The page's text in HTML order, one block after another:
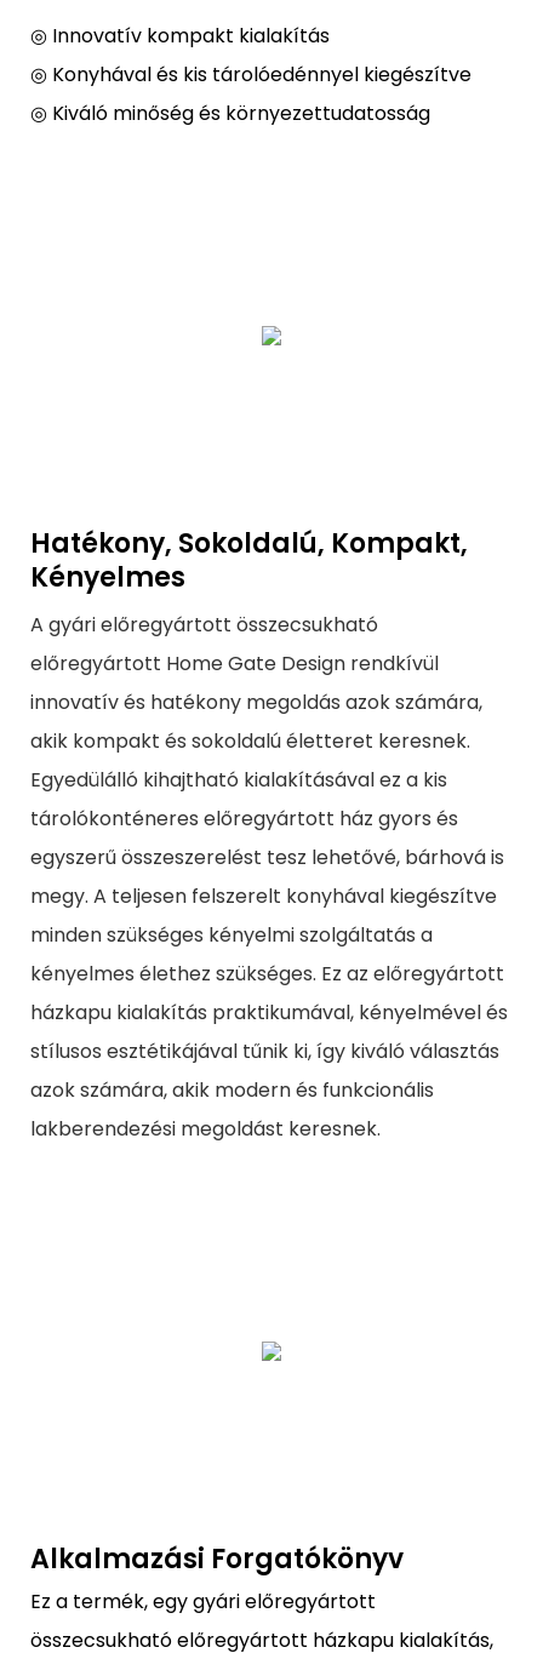
◎ Innovatív kompakt kialakítás
◎ Konyhával és kis tárolóedénnyel kiegészítve
◎ Kiváló minőség és környezettudatosság
Hatékony, Sokoldalú, Kompakt,
Kényelmes
A gyári előregyártott összecsukható
előregyártott Home Gate Design rendkívül
innovatív és hatékony megoldás azok számára,
akik kompakt és sokoldalú életteret keresnek.
Egyedülálló kihajtható kialakításával ez a kis
tárolókonténeres előregyártott ház gyors és
egyszerű összeszerelést tesz lehetővé, bárhová is
megy. A teljesen felszerelt konyhával kiegészítve
minden szükséges kényelmi szolgáltatás a
kényelmes élethez szükséges. Ez az előregyártott
házkapu kialakítás praktikumával, kényelmével és
stílusos esztétikájával tűnik ki, így kiváló választás
azok számára, akik modern és funkcionális
lakberendezési megoldást keresnek.
Alkalmazási Forgatókönyv
Ez a termék, egy gyári előregyártott
összecsukható előregyártott házkapu kialakítás,